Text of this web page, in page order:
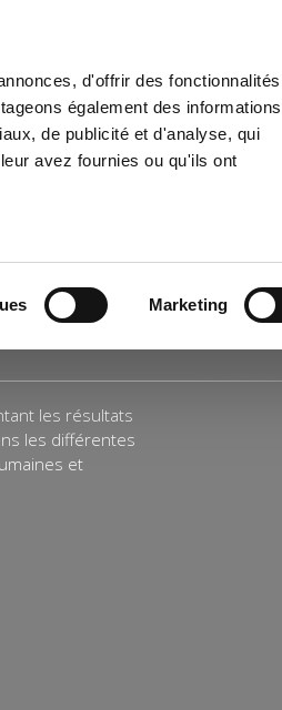
d'offrir des fonctionnalités
également des informations
de publicité et d'analyse, qui
avez fournies ou qu'ils ont
Marketing
International Politique
les résultats
les différentes
et